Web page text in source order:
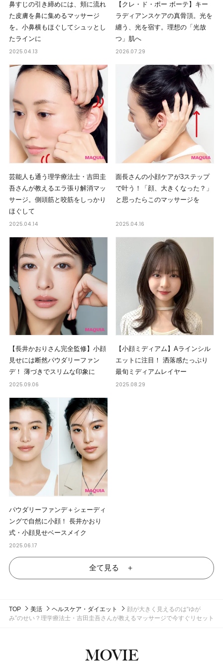
鼻すじの引き締めには、頬に流れ
た皮膚を鼻に集めるマッサージ
を。小鼻横もほぐしてシュッとし
たラインに
2025.04.13
【クレ・ド・ポー ボーテ】キー
ラディアンスケアの真骨頂。光を
纏う、光を宿す。理想の「光放
つ」肌へ
2026.07.29
芸能人も通う理学療法士・吉田圭
吾さんが教えるエラ張り解消マッ
サージ。側頭筋と咬筋をしっかり
ほぐして
2025.04.14
面長さんの小顔ケアが3ステップ
で叶う！「顔、大きくなった？」
と思ったらこのマッサージを
2025.04.16
【長井かおりさん完全監修】小顔
見せには断然パウダリーファン
デ！ 薄づきでスリムな印象に
2025.09.06
【小顔ミディアム】Aラインシル
エットに注目！ 洒落感たっぷり
最旬ミディアムレイヤー
2025.08.29
パウダリーファンデ＋シェーディ
ングで自然に小顔！ 長井かおり
式・小顔見せベースメイク
2025.06.17
全て見る ＋
TOP 美活 ヘルスケア・ダイエット
顔が大きく見えるのは“ゆが
み”のせい？理学療法士・吉田圭吾さんが教えるマッサージで今すぐリセット
MOVIE